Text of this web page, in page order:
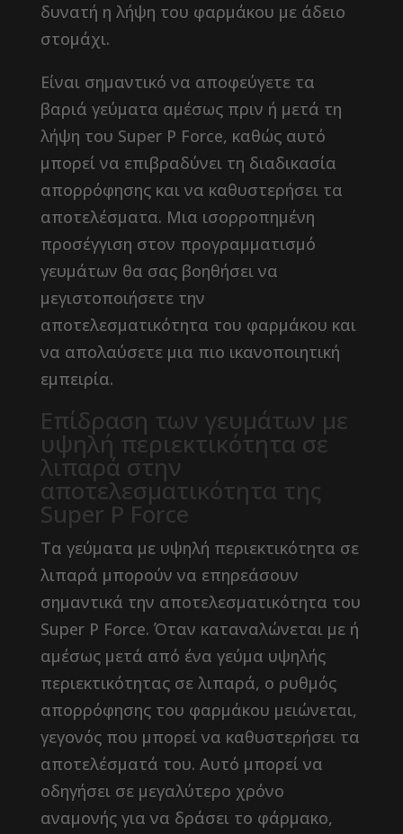
δυνατή η λήψη του φαρμάκου με άδειο
στομάχι.
Είναι σημαντικό να αποφεύγετε τα
βαριά γεύματα αμέσως πριν ή μετά τη
λήψη του Super P Force, καθώς αυτό
μπορεί να επιβραδύνει τη διαδικασία
απορρόφησης και να καθυστερήσει τα
αποτελέσματα. Μια ισορροπημένη
προσέγγιση στον προγραμματισμό
γευμάτων θα σας βοηθήσει να
μεγιστοποιήσετε την
αποτελεσματικότητα του φαρμάκου και
να απολαύσετε μια πιο ικανοποιητική
εμπειρία.
Επίδραση των γευμάτων με
υψηλή περιεκτικότητα σε
λιπαρά στην
αποτελεσματικότητα της
Super P Force
Τα γεύματα με υψηλή περιεκτικότητα σε
λιπαρά μπορούν να επηρεάσουν
σημαντικά την αποτελεσματικότητα του
Super P Force. Όταν καταναλώνεται με ή
αμέσως μετά από ένα γεύμα υψηλής
περιεκτικότητας σε λιπαρά, ο ρυθμός
απορρόφησης του φαρμάκου μειώνεται,
γεγονός που μπορεί να καθυστερήσει τα
αποτελέσματά του. Αυτό μπορεί να
οδηγήσει σε μεγαλύτερο χρόνο
αναμονής για να δράσει το φάρμακο,